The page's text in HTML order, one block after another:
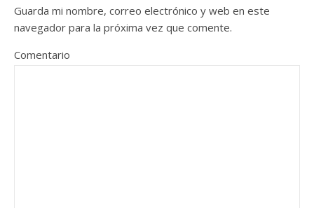
Guarda mi nombre, correo electrónico y web en este
navegador para la próxima vez que comente.
Comentario